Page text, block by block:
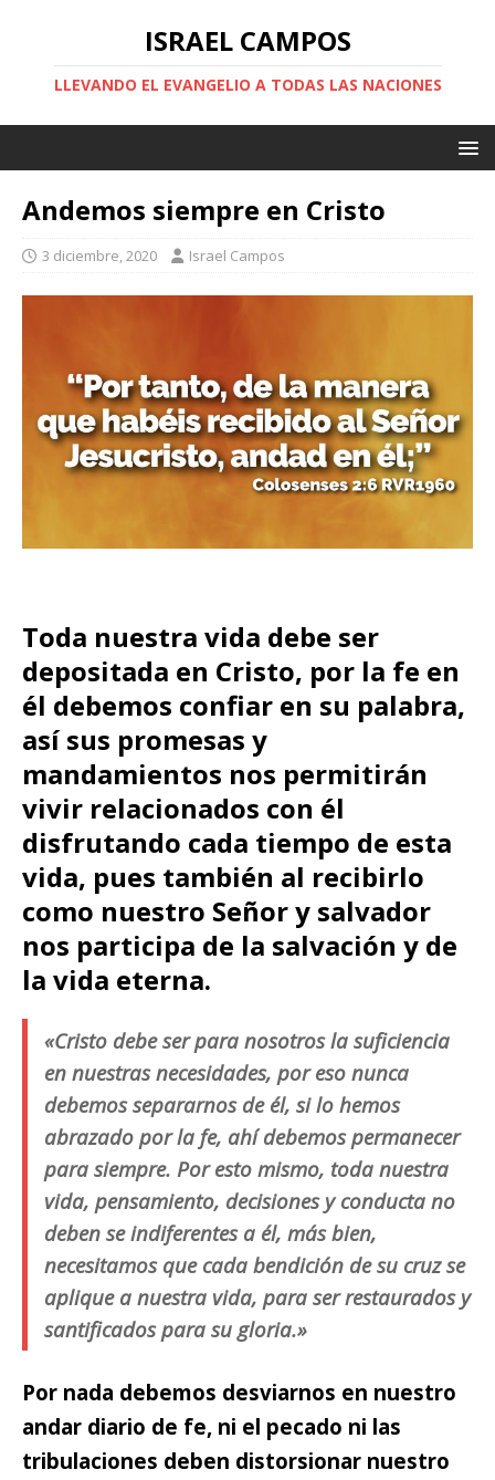
ISRAEL CAMPOS
LLEVANDO EL EVANGELIO A TODAS LAS NACIONES
Andemos siempre en Cristo
3 diciembre, 2020 Israel Campos
Toda nuestra vida debe ser
depositada en Cristo, por la fe en
él debemos confiar en su palabra,
así sus promesas y
mandamientos nos permitirán
vivir relacionados con él
disfrutando cada tiempo de esta
vida, pues también al recibirlo
como nuestro Señor y salvador
nos participa de la salvación y de
la vida eterna.
«Cristo debe ser para nosotros la suficiencia
en nuestras necesidades, por eso nunca
debemos separarnos de él, si lo hemos
abrazado por la fe, ahí debemos permanecer
para siempre. Por esto mismo, toda nuestra
vida, pensamiento, decisiones y conducta no
deben se indiferentes a él, más bien,
necesitamos que cada bendición de su cruz se
aplique a nuestra vida, para ser restaurados y
santificados para su gloria.»
Por nada debemos desviarnos en nuestro
andar diario de fe, ni el pecado ni las
tribulaciones deben distorsionar nuestro